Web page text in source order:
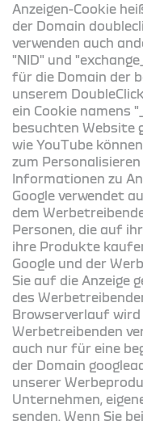
Anzeigen-Cookie
der Domain
verwenden auch
"NID" und
für die Domain der
unserem
ein Cookie namens
besuchten Website
wie YouTube
zum
Informationen zu
Google verwendet
dem
Personen, die auf
ihre Produkte
Google und der
Sie auf die Anzeige
des
Browserverlauf
Werbetreibenden
auch nur für eine
der Domain
unserer
Unternehmen,
senden. Wenn Sie